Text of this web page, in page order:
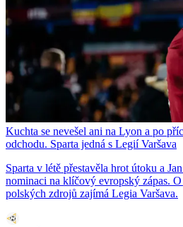
Kuchta se nevešel ani na Lyon a po
odchodu. Sparta jedná s Legií Varšava
Sparta v létě přestavěla hrot útoku a
nominaci na klíčový evropský zápas.
polských zdrojů zajímá Legia Varšava.